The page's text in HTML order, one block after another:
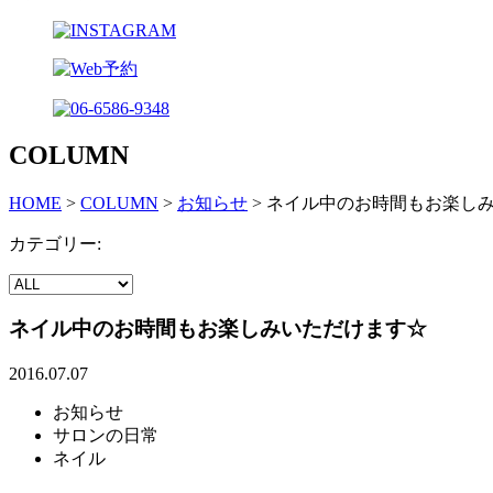
COLUMN
HOME > COLUMN > お知らせ > ネイル中のお時間もお楽し
カテゴリー:
ネイル中のお時間もお楽しみいただけます☆
2016.07.07
お知らせ
サロンの日常
ネイル